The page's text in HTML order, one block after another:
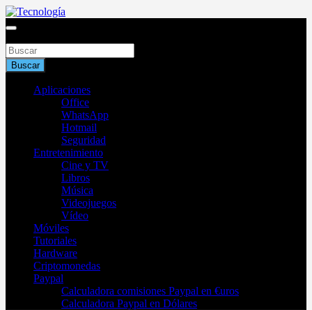
Saltar
al
Tecnología
Buscar
Aplicaciones
Office
WhatsApp
Hotmail
Seguridad
Entretenimiento
Cine y TV
Libros
Música
Videojuegos
Vídeo
Móviles
Tutoriales
Hardware
Criptomonedas
Paypal
Calculadora comisiones Paypal en €uros
Calculadora Paypal en Dólares